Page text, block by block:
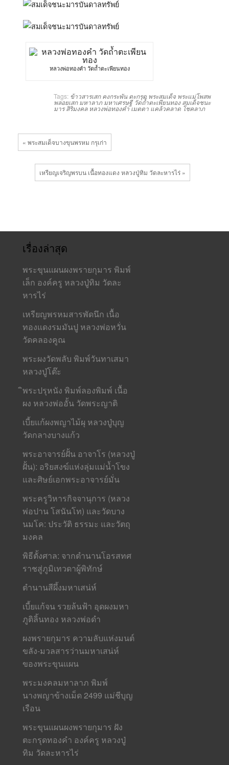
หลวงพ่อทองคำ วัดถ้ำตะเพียนทอง
Tags: ข้าวสารเสก คงกระพัน ตะกรุด พระสมเด็จ พระแม่โพสพ
พลอยเสก มหาลาภ มหาเศรษฐี วัดถ้ำตะเพียนทอง สมเด็จชนะ
มาร สิริมงคล หลวงพ่อทองคำเมตตา แคล้วคลาด โชคลาภ
« พระสมเด็จบางขุนพรหม กรุเก่า
เหรียญเจริญพรบน เนื้อทองแดง หลวงปู่ทิม วัดละหารไร่ »
เรื่องล่าสุด
พระขุนแผนผงพรายกุมาร พิมพ์
เล็ก องค์ครู หลวงปู่ทิม วัดละ
หารไร่
เหรียญพรหมสารพัดนึก เนื้อ
ทองแดงรมมันปู หลวงพ่อหวั่น
วัดคลองคูณ
พระผงวัดพลับ พิมพ์วันทาเสมา
หลวงปู่โต๊ะ
ิพระปรุหนัง พิมพ์ลองพิมพ์ เนื้อ
ผง หลวงพ่ออั้น วัดพระญาติ
เบี้ยแก้ผงพญาไม้ผุ หลวงปู่บุญ
วัดกลางบางแก้ว
พระอาจารย์ฝั้น อาจาโร (หลวงปู่
ฝั้น): อริยสงฆ์แห่งลุ่มแม่น้ำโขง
และศิษย์เอกพระอาจารย์มั่น
พระครูวิหารกิจจานุการ (หลวง
พ่อปาน โสนันโท) และวัดบาง
นมโค: ประวัติ ธรรมะ และวัตถุ
มงคล
พิธีตั้งศาล: จากตำนานโอรสทศ
ราชสู่ภูมิเทวดาผู้พิทักษ์
ตำนานสีผึ้งมหาเสน่ห์
เบี้ยแก้จน รวยล้นฟ้า อุดผงมหา
ภูติลิ้นทอง หลวงพ่อดำ
ผงพรายกุมาร ความลับแห่งมนต์
ขลัง-มวลสารว่านมหาเสน่ห์
ของพระขุนแผน
พระมงคลมหาลาภ พิมพ์
นางพญาข้างเม็ด 2499 แม่ชีบุญ
เรือน
พระขุนแผนผงพรายกุมาร ฝัง
ตะกรุดทองคำ องค์ครู หลวงปู่
ทิม วัดละหารไร่